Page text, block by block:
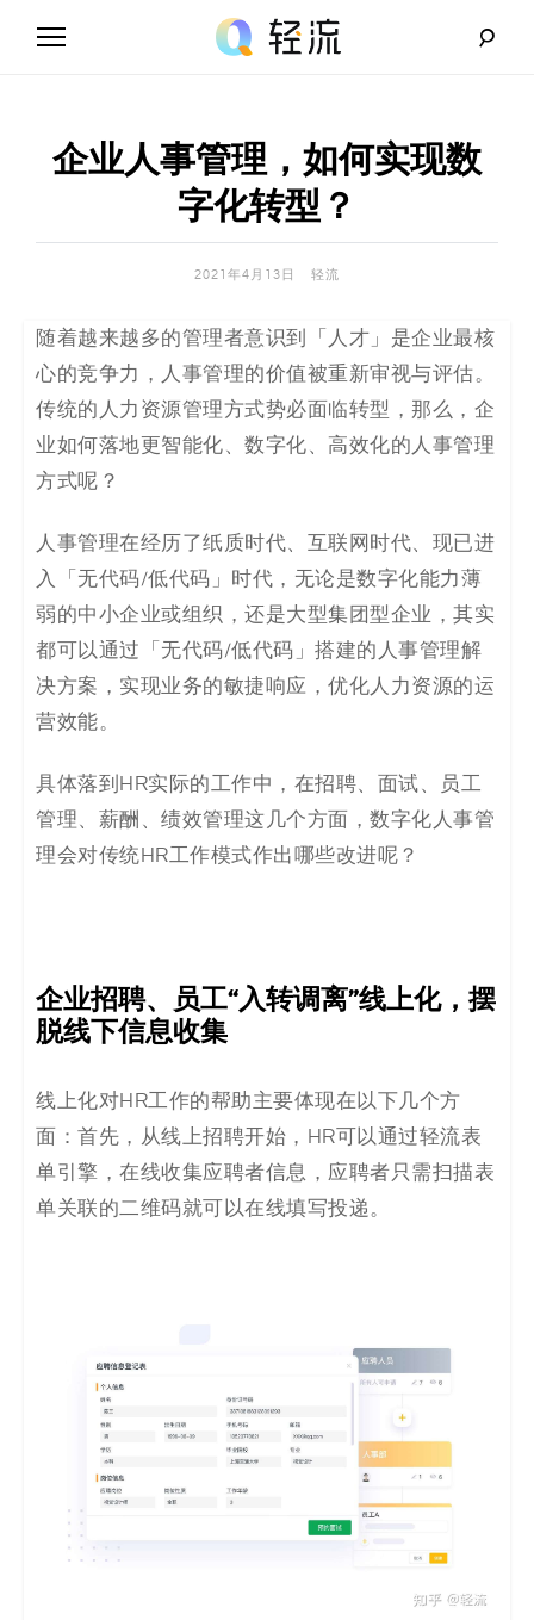
流
_
A
无
代
码
决
方
案
_
低
代
零
代
码
案
例
书
企业人事管理，如何实现数
字化转型？
2021年4月13日 轻流
随着越来越多的管理者意识到「人才」是企业最核
心的竞争力，人事管理的价值被重新审视与评估。
传统的人力资源管理方式势必面临转型，那么，企
业如何落地更智能化、数字化、高效化的人事管理
方式呢？
人事管理在经历了纸质时代、互联网时代、现已进
入「无代码/低代码」时代，无论是数字化能力薄
弱的中小企业或组织，还是大型集团型企业，其实
都可以通过「无代码/低代码」搭建的人事管理解
决方案，实现业务的敏捷响应，优化人力资源的运
营效能。
具体落到HR实际的工作中，在招聘、面试、员工
管理、薪酬、绩效管理这几个方面，数字化人事管
理会对传统HR工作模式作出哪些改进呢？
企业招聘、员工“入转调离”线上化，摆
脱线下信息收集
线上化对HR工作的帮助主要体现在以下几个方
面：首先，从线上招聘开始，HR可以通过轻流表
单引擎，在线收集应聘者信息，应聘者只需扫描表
单关联的二维码就可以在线填写投递。